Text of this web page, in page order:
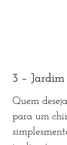
3 – Jardim
Quem
para um